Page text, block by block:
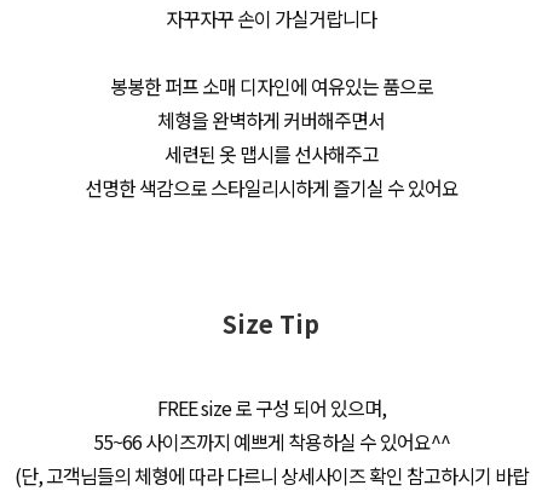
자꾸자꾸 손이 가실거랍니다
봉봉한 퍼프 소매 디자인에 여유있는 품으로
체형을 완벽하게 커버해주면서
세련된 옷 맵시를 선사해주고
선명한 색감으로 스타일리시하게 즐기실 수 있어요
Size Tip
FREE size 로 구성 되어 있으며,
55~66 사이즈까지 예쁘게 착용하실 수 있어요^^
(단, 고객님들의 체형에 따라 다르니 상세사이즈 확인 참고하시기 바랍